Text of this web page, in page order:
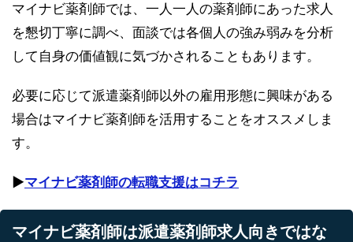
マイナビ薬剤師では、一人一人の薬剤師にあった求人
を懇切丁寧に調べ、面談では各個人の強み弱みを分析
して自身の価値観に気づかされることもあります。
必要に応じて派遣薬剤師以外の雇用形態に興味がある
場合はマイナビ薬剤師を活用することをオススメしま
す。
▶︎マイナビ薬剤師の転職支援はコチラ
マイナビ薬剤師は派遣薬剤師求人向きではな